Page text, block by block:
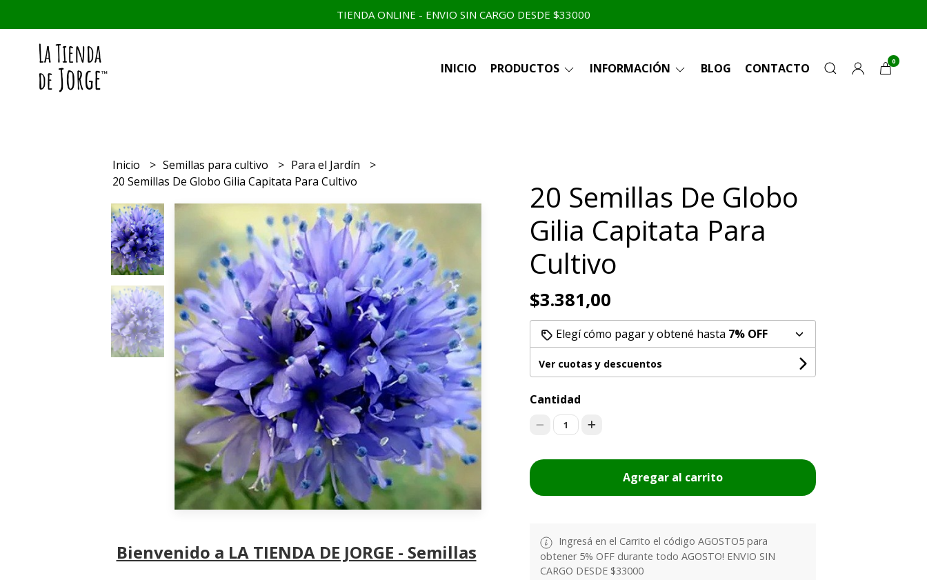
TIENDA ONLINE - ENVIO SIN CARGO DESDE $33000
INICIO PRODUCTOS INFORMACIÓN BLOG CONTACTO 0
Inicio Semillas para cultivo
Para el Jardín
20 Semillas De Globo Gilia Capitata Para Cultivo
Bienvenido a LA TIENDA DE JORGE - Semillas
20 Semillas De Globo
Gilia Capitata Para
Cultivo
$3.381,00
Elegí cómo pagar y obtené hasta 7% OFF
Ver cuotas y descuentos
Cantidad
1
Agregar al carrito
Ingresá en el Carrito el código AGOSTO5 para
obtener 5% OFF durante todo AGOSTO! ENVIO SIN
CARGO DESDE $33000